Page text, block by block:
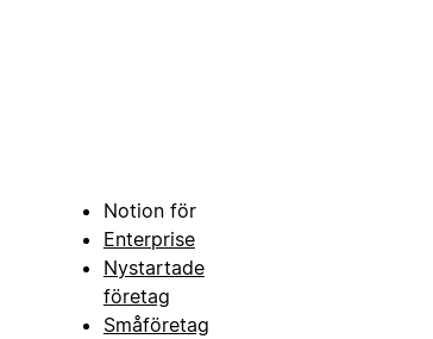
Notion för
Enterprise
Nystartade
företag
Småföretag